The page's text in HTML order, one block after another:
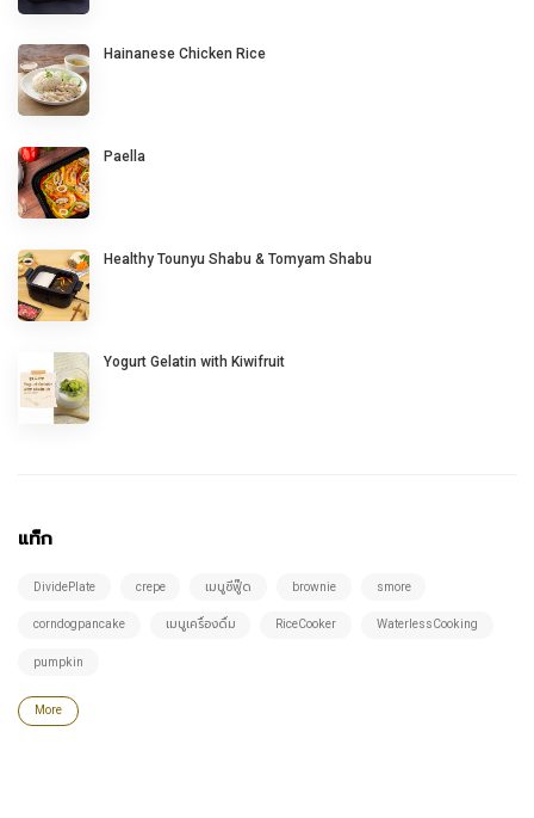
Hainanese Chicken Rice
Paella
Healthy Tounyu Shabu & Tomyam Shabu
Yogurt Gelatin with Kiwifruit
แท็ก
DividePlate crepe เมนูซีฟู๊ด brownie smore
corndogpancake เมนูเครื่องดื่ม RiceCooker WaterlessCooking
pumpkin
More